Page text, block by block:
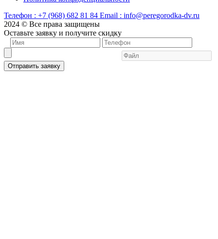
Телефон : +7 (968) 682 81 84 Email : info@peregorodka-dv.ru
2024 © Все права защищены
Оставьте заявку и получите скидку
Отправить заявку